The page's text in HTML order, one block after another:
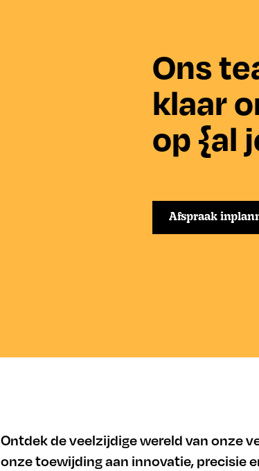
Ons
klaar
op {al
Afspraak
Ontdek de veelzijdige wereld van onze
onze toewijding aan innovatie, precisie